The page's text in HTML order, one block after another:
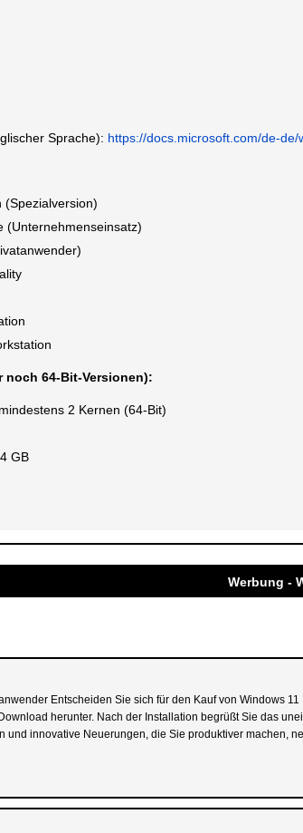
Sprache): https://docs.microsoft.com/de-
(Spezialversion)
(Unternehmenseinsatz)
noch 64-Bit-Versionen):
2 Kernen (64-Bit)
GB
Werbung -
Entscheiden Sie sich für den Kauf von Windows
herunter. Nach der Installation begrüßt Sie das
und innovative Neuerungen, die Sie produktiver machen,